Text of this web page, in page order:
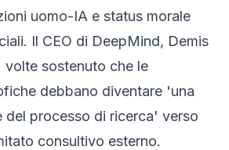
uomo-IA e status morale
Il CEO di DeepMind, Demis
volte sostenuto che le
debbano diventare 'una
del processo di ricerca' verso
consultivo esterno.